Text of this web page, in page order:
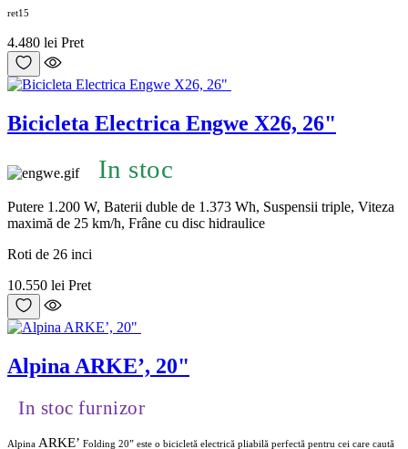
ret15
4.480 lei Pret
Bicicleta Electrica Engwe X26, 26"
In stoc
Putere 1.200 W, Baterii duble de 1.373 Wh, Suspensii triple, Viteza
maximă de 25 km/h, Frâne cu disc hidraulice
Roti de 26 inci
10.550 lei Pret
Alpina ARKE’, 20"
In stoc furnizor
Alpina ARKE’ Folding 20” este o bicicletă electrică pliabilă perfectă pentru cei care caută